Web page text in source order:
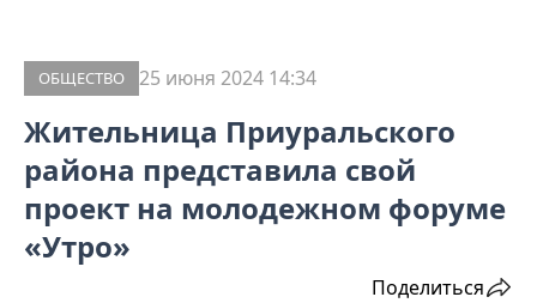
ОБЩЕСТВО 25 июня 2024 14:34
Жительница Приуральского
района представила свой
проект на молодежном форуме
«Утро»
Поделиться